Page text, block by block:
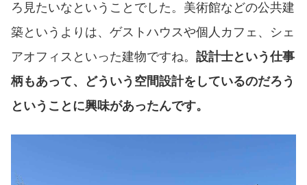
ろ見たいなということでした。美術館などの公共建
築というよりは、ゲストハウスや個人カフェ、シェ
アオフィスといった建物ですね。 設計士という仕事
柄もあって、どういう空間設計をしているのだろう
ということに興味があったんです。